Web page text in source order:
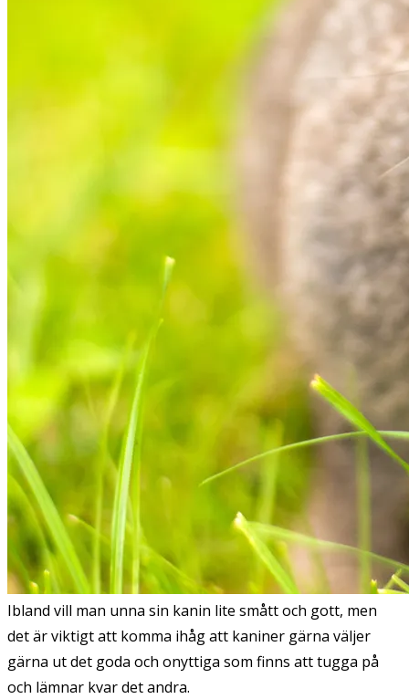
Ibland vill man unna sin kanin lite smått och gott, men
det är viktigt att komma ihåg att kaniner gärna väljer
gärna ut det goda och onyttiga som finns att tugga på
och lämnar kvar det andra.